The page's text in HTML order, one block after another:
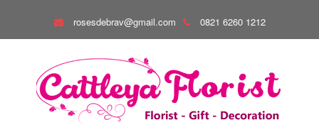
rosesdebrav@gmail.com 0821 6260 1212